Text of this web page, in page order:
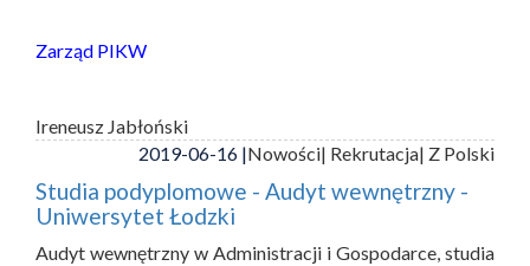
Zarząd PIKW
Ireneusz Jabłoński
2019-06-16 |Nowości| Rekrutacja| Z Polski
Studia podyplomowe - Audyt wewnętrzny -
Uniwersytet Łodzki
Audyt wewnętrzny w Administracji i Gospodarce, studia